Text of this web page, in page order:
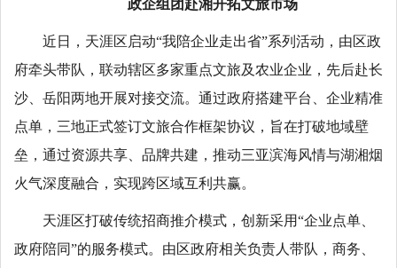
政企组团赴湘开拓文旅市场
近日，天涯区启动“我陪企业走出省”系列活动，由区政
府牵头带队，联动辖区多家重点文旅及农业企业，先后赴长
沙、岳阳两地开展对接交流。通过政府搭建平台、企业精准
点单，三地正式签订文旅合作框架协议，旨在打破地域壁
垒，通过资源共享、品牌共建，推动三亚滨海风情与湖湘烟
火气深度融合，实现跨区域互利共赢。
天涯区打破传统招商推介模式，创新采用“企业点单、
政府陪同”的服务模式。由区政府相关负责人带队，商务、